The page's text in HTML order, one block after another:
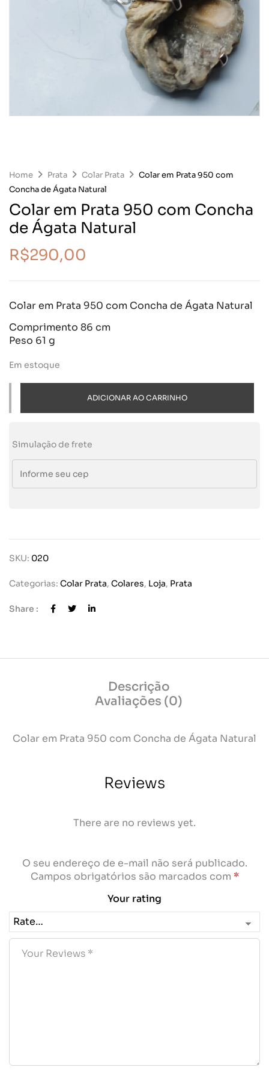
Home Prata Colar Prata
Colar em Prata 950 com
Concha de Ágata Natural
Colar em Prata 950 com Concha
de Ágata Natural
R$290,00
Colar em Prata 950 com Concha de Ágata Natural
Comprimento 86 cm
Peso 61 g
Em estoque
ADICIONAR AO CARRINHO
Simulação de frete
SKU: 020
Categorias: Colar Prata, Colares, Loja, Prata
Share :
Descrição
Avaliações (0)
Colar em Prata 950 com Concha de Ágata Natural
Reviews
There are no reviews yet.
O seu endereço de e-mail não será publicado.
Campos obrigatórios são marcados com *
Your rating